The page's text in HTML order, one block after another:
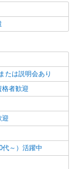
を見る
、サービス付き
ームなど様々な勤
（資格・経験によ
円（資格・経験によ
す。詳しくは面談時
別途全額支給 ※当
◆JR東北本線「陸
を見る
たは説明会あり
格者歓迎
迎
代～）活躍中